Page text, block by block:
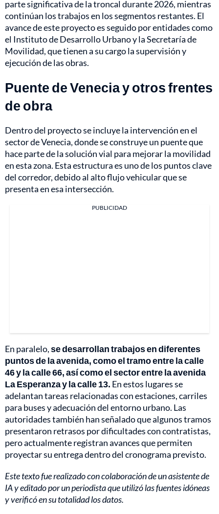
parte significativa de la troncal durante 2026, mientras
continúan los trabajos en los segmentos restantes. El
avance de este proyecto es seguido por entidades como
el Instituto de Desarrollo Urbano y la Secretaría de
Movilidad, que tienen a su cargo la supervisión y
ejecución de las obras.
Puente de Venecia y otros frentes
de obra
Dentro del proyecto se incluye la intervención en el
sector de Venecia, donde se construye un puente que
hace parte de la solución vial para mejorar la movilidad
en esta zona. Esta estructura es uno de los puntos clave
del corredor, debido al alto flujo vehicular que se
presenta en esa intersección.
PUBLICIDAD
En paralelo,se desarrollan trabajos en diferentes
puntos de la avenida, como el tramo entre la calle
46 y la calle 66, así como el sector entre la avenida
La Esperanza y la calle 13. En estos lugares se
adelantan tareas relacionadas con estaciones, carriles
para buses y adecuación del entorno urbano. Las
autoridades también han señalado que algunos tramos
presentaron retrasos por dificultades con contratistas,
pero actualmente registran avances que permiten
proyectar su entrega dentro del cronograma previsto.
Este texto fue realizado con colaboración de un asistente de
IA y editado por un periodista que utilizó las fuentes idóneas
y verificó en su totalidad los datos.